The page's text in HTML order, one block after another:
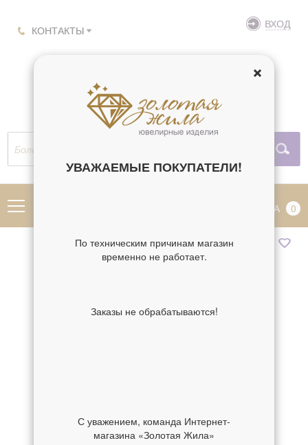
КОНТАКТЫ ВХОД
КОРЗИНА 0
УВАЖАЕМЫЕ ПОКУПАТЕЛИ!
По техническим причинам магазин
временно не работает.
Заказы не обрабатываются!
С уважением, команда Интернет-
магазина «Золотая Жила»